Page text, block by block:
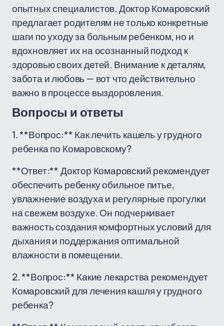
опытных специалистов. Доктор Комаровский
предлагает родителям не только конкретные
шаги по уходу за больным ребенком, но и
вдохновляет их на осознанный подход к
здоровью своих детей. Внимание к деталям,
забота и любовь — вот что действительно
важно в процессе выздоровления.
Вопросы и ответы
1. **Вопрос:** Как лечить кашель у грудного
ребенка по Комаровскому?
**Ответ:** Доктор Комаровский рекомендует
обеспечить ребенку обильное питье,
увлажнение воздуха и регулярные прогулки
на свежем воздухе. Он подчеркивает
важность создания комфортных условий для
дыхания и поддержания оптимальной
влажности в помещении.
2. **Вопрос:** Какие лекарства рекомендует
Комаровский для лечения кашля у грудного
ребенка?